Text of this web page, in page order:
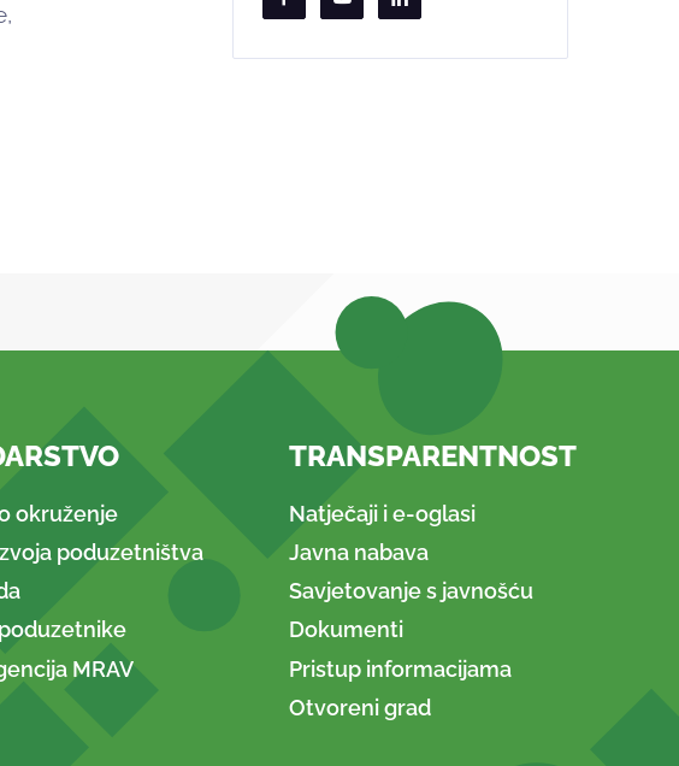
okruženje
poduzetništva
MRAV
TRANSPARENTNOST
Natječaji i e-oglasi
Javna nabava
Savjetovanje s javnošću
Dokumenti
Pristup informacijama
Otvoreni grad